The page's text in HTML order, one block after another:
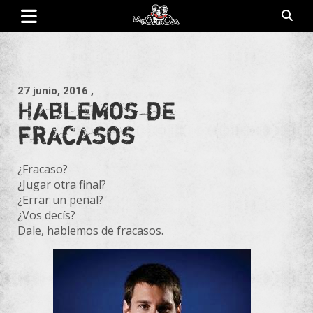
Saltar
contenido
27 junio, 2016 ,
Hablemos de
fracasos
¿Fracaso?
¿Jugar otra final?
¿Errar un penal?
¿Vos decís?
Dale, hablemos de fracasos.